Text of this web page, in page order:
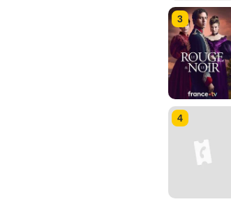
3
4